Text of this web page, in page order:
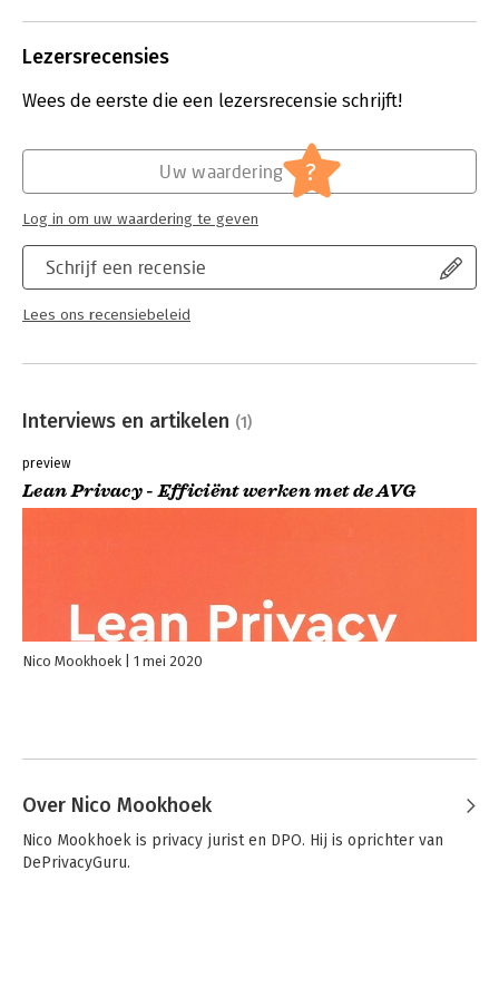
Privacy van Nico Mookhoek.
Lezersrecensies
Wees de eerste die een lezersrecensie schrijft!
Schrijf een recensie
Lees ons recensiebeleid
Uw waardering ?
Log in om uw waardering te geven
Interviews en artikelen (1)
preview
Lean Privacy - Efficiënt werken met de AVG
Nico Mookhoek 1 mei 2020
Over Nico Mookhoek
Nico Mookhoek is privacy jurist en DPO. Hij is oprichter van
DePrivacyGuru.